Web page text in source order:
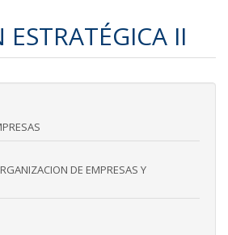
ESTRATÉGICA II
DE EMPRESAS Y